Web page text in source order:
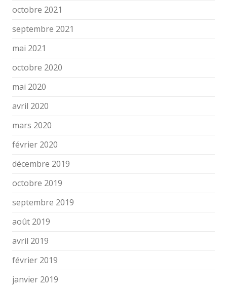
octobre 2021
septembre 2021
mai 2021
octobre 2020
mai 2020
avril 2020
mars 2020
février 2020
décembre 2019
octobre 2019
septembre 2019
août 2019
avril 2019
février 2019
janvier 2019